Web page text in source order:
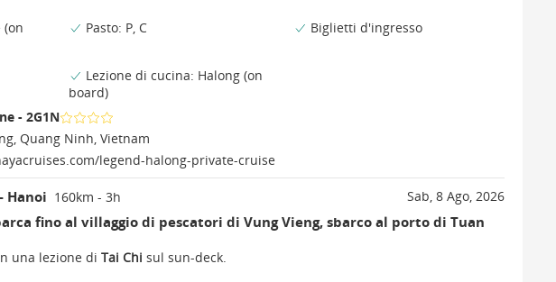
(on
Pasto: P, C Biglietti d'ingresso
Lezione di cucina: Halong (on
board)
- 2G1N
Quang Ninh, Vietnam
legend-halong-private-cruise
Hanoi 160km - 3h Sab, 8 Ago, 2026
fino al villaggio di pescatori di Vung Vieng, sbarco al porto di Tuan
una lezione di Tai Chi sul sun-deck.